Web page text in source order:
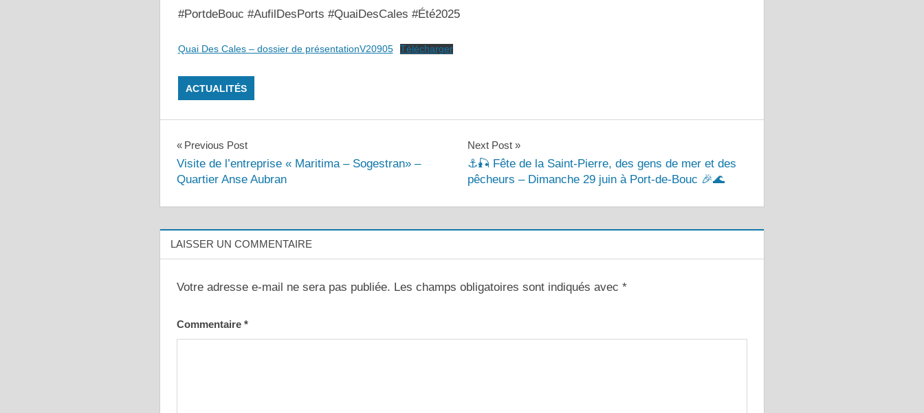
#PortdeBouc #AufilDesPorts #QuaiDesCales #Été2025
Quai Des Cales – dossier de présentationV20905 Télécharger
ACTUALITÉS
Navigation
de
l’article
Previous Post
Visite de l’entreprise « Maritima – Sogestran» –
Quartier Anse Aubran
Next Post
⚓🎣 Fête de la Saint-Pierre, des gens de mer et des
pêcheurs – Dimanche 29 juin à Port-de-Bouc 🎉🌊
LAISSER UN COMMENTAIRE
Votre adresse e-mail ne sera pas publiée. Les champs obligatoires sont indiqués avec *
Commentaire *